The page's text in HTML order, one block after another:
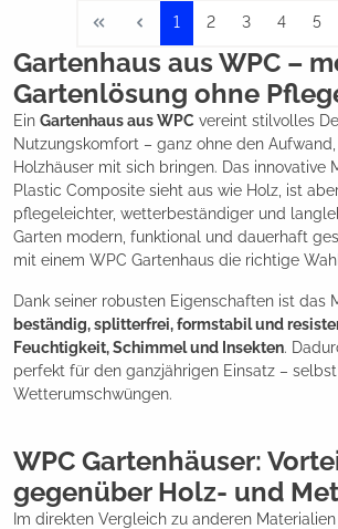
1 2 3 4 5
Gartenhaus aus WPC –
Gartenlösung ohne
Ein Gartenhaus aus WPC vereint stilvolles
Nutzungskomfort – ganz ohne den
Holzhäuser mit sich bringen. Das innovative
Plastic Composite sieht aus wie Holz, ist
pflegeleichter, wetterbeständiger und
Garten modern, funktional und dauerhaft
mit einem WPC Gartenhaus die richtige
Dank seiner robusten Eigenschaften ist das
beständig, splitterfrei, formstabil und
Feuchtigkeit, Schimmel und Insekten.
perfekt für den ganzjährigen Einsatz –
Wetterumschwüngen.
WPC Gartenhäuser:
gegenüber Holz- und
Im direkten Vergleich zu anderen